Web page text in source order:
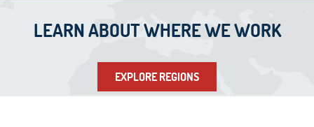
LEARN ABOUT WHERE WE WORK
EXPLORE REGIONS